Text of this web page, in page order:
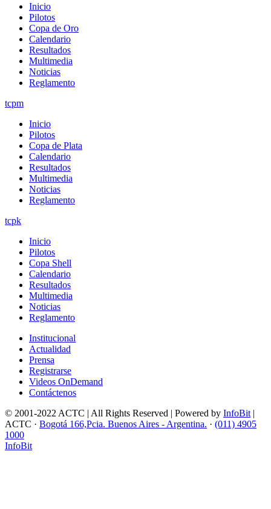
Inicio
Pilotos
Copa de Oro
Calendario
Resultados
Multimedia
Noticias
Reglamento
tcpm
Inicio
Pilotos
Copa de Plata
Calendario
Resultados
Multimedia
Noticias
Reglamento
tcpk
Inicio
Pilotos
Copa Shell
Calendario
Resultados
Multimedia
Noticias
Reglamento
Institucional
Actualidad
Prensa
Registrarse
Videos OnDemand
Contáctenos
© 2001-2022 ACTC | All Rights Reserved | Powered by InfoBit |
ACTC · Bogotá 166,Pcia. Buenos Aires - Argentina. · (011) 4905
1000
InfoBit